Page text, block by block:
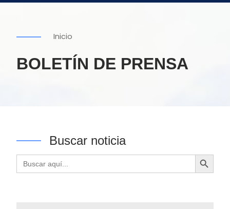
Inicio
BOLETÍN DE PRENSA
Buscar noticia
Buscar: Botón de búsqueda